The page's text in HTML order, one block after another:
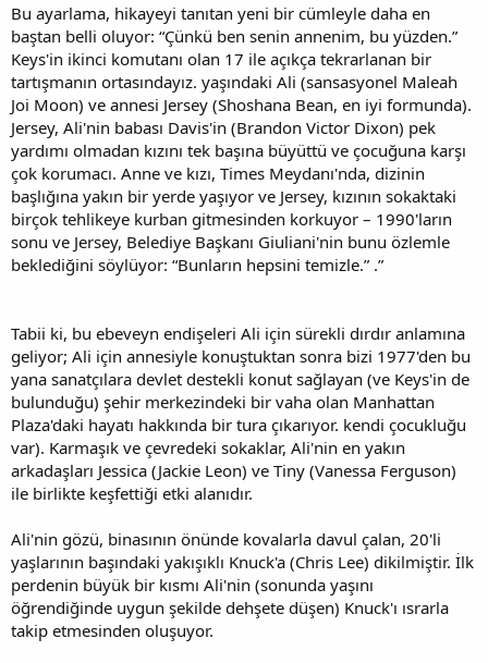
Bu ayarlama, hikayeyi tanıtan yeni bir cümleyle daha en
baştan belli oluyor: “Çünkü ben senin annenim, bu yüzden.”
Keys'in ikinci komutanı olan 17 ile açıkça tekrarlanan bir
tartışmanın ortasındayız. yaşındaki Ali (sansasyonel Maleah
Joi Moon) ve annesi Jersey (Shoshana Bean, en iyi formunda).
Jersey, Ali'nin babası Davis'in (Brandon Victor Dixon) pek
yardımı olmadan kızını tek başına büyüttü ve çocuğuna karşı
çok korumacı. Anne ve kızı, Times Meydanı'nda, dizinin
başlığına yakın bir yerde yaşıyor ve Jersey, kızının sokaktaki
birçok tehlikeye kurban gitmesinden korkuyor – 1990'ların
sonu ve Jersey, Belediye Başkanı Giuliani'nin bunu özlemle
beklediğini söylüyor: “Bunların hepsini temizle.” .”
Tabii ki, bu ebeveyn endişeleri Ali için sürekli dırdır anlamına
geliyor; Ali için annesiyle konuştuktan sonra bizi 1977'den bu
yana sanatçılara devlet destekli konut sağlayan (ve Keys'in de
bulunduğu) şehir merkezindeki bir vaha olan Manhattan
Plaza'daki hayatı hakkında bir tura çıkarıyor. kendi çocukluğu
var). Karmaşık ve çevredeki sokaklar, Ali'nin en yakın
arkadaşları Jessica (Jackie Leon) ve Tiny (Vanessa Ferguson)
ile birlikte keşfettiği etki alanıdır.
Ali'nin gözü, binasının önünde kovalarla davul çalan, 20'li
yaşlarının başındaki yakışıklı Knuck'a (Chris Lee) dikilmiştir. İlk
perdenin büyük bir kısmı Ali'nin (sonunda yaşını
öğrendiğinde uygun şekilde dehşete düşen) Knuck'ı ısrarla
takip etmesinden oluşuyor.